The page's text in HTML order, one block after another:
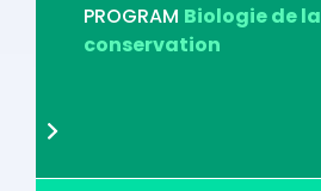
PROGRAM Biologie de la
conservation